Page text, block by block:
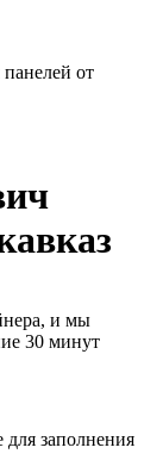
от
и мы
30 минут
для заполнения